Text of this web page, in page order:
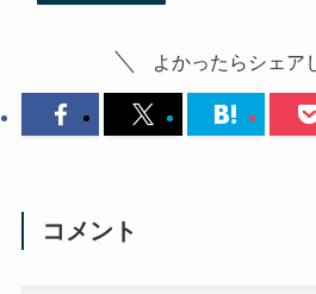
よかったらシェア
コメント